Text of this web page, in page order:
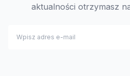
aktualności otrzymasz